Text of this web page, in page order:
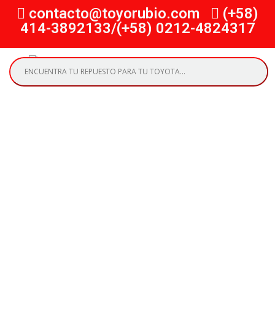
contacto@toyorubio.com
(+58)
414-3892133/(+58) 0212-4824317